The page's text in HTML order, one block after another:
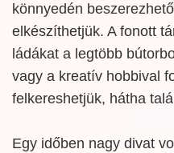
könnyedén
elkészíthetjük. A fonott
ládákat a legtöbb
vagy a kreatív hobbival
felkereshetjük, hátha
Egy időben nagy divat